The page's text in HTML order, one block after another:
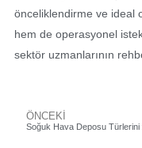
önceliklendirme ve ideal
hem de operasyonel
sektör uzmanlarının
ÖNCEKI